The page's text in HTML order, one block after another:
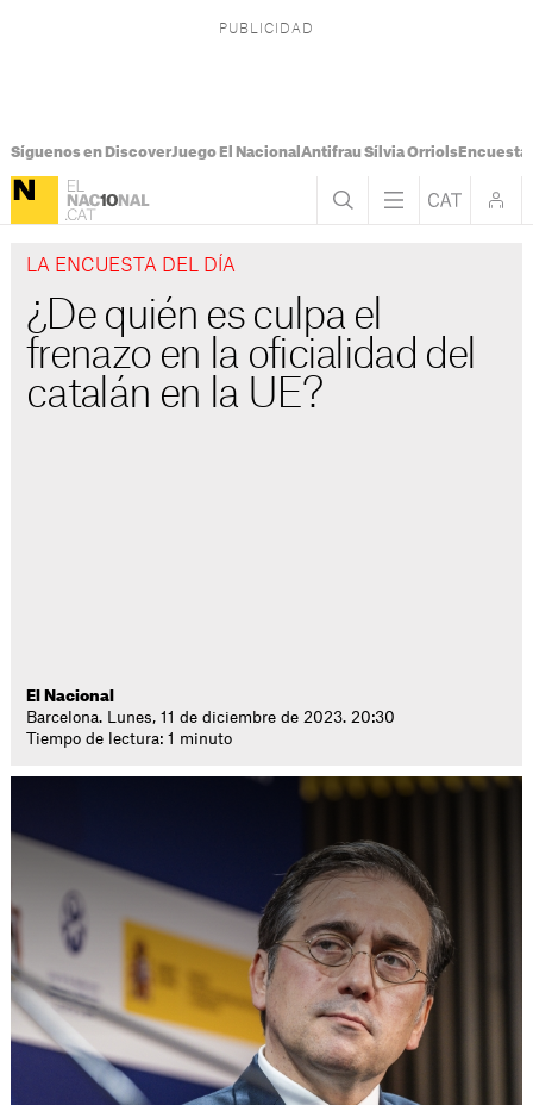
Síguenos en DiscoverJuego El Nacional Antifrau Sílvia OrriolsEncuesta
LA ENCUESTA DEL DÍA
¿De quién es culpa el
frenazo en la oficialidad del
catalán en la UE?
El Nacional
Barcelona. Lunes, 11 de diciembre de 2023. 20:30
Tiempo de lectura: 1 minuto